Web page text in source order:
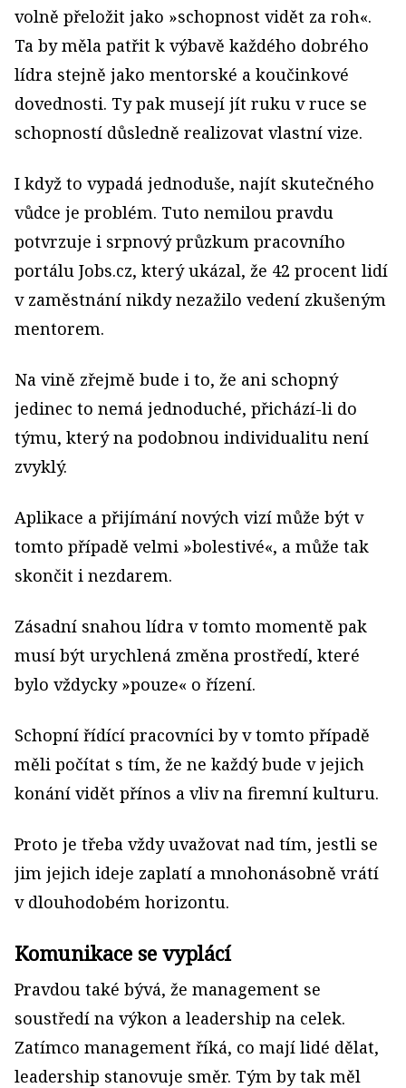
volně přeložit jako »schopnost vidět za roh«.
Ta by měla patřit k výbavě každého dobrého
lídra stejně jako mentorské a koučinkové
dovednosti. Ty pak musejí jít ruku v ruce se
schopností důsledně realizovat vlastní vize.
I když to vypadá jednoduše, najít skutečného
vůdce je problém. Tuto nemilou pravdu
potvrzuje i srpnový průzkum pracovního
portálu Jobs.cz, který ukázal, že 42 procent lidí
v zaměstnání nikdy nezažilo vedení zkušeným
mentorem.
Na vině zřejmě bude i to, že ani schopný
jedinec to nemá jednoduché, přichází-li do
týmu, který na podobnou individualitu není
zvyklý.
Aplikace a přijímání nových vizí může být v
tomto případě velmi »bolestivé«, a může tak
skončit i nezdarem.
Zásadní snahou lídra v tomto momentě pak
musí být urychlená změna prostředí, které
bylo vždycky »pouze« o řízení.
Schopní řídící pracovníci by v tomto případě
měli počítat s tím, že ne každý bude v jejich
konání vidět přínos a vliv na firemní kulturu.
Proto je třeba vždy uvažovat nad tím, jestli se
jim jejich ideje zaplatí a mnohonásobně vrátí
v dlouhodobém horizontu.
Komunikace se vyplácí
Pravdou také bývá, že management se
soustředí na výkon a leadership na celek.
Zatímco management říká, co mají lidé dělat,
leadership stanovuje směr. Tým by tak měl